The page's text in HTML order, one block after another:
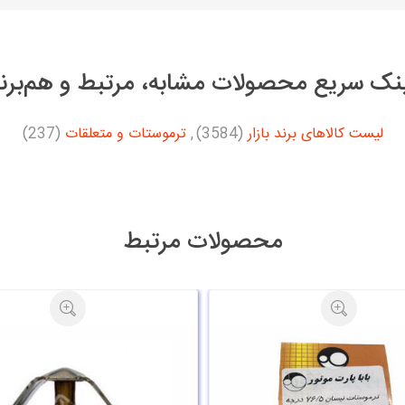
سریع محصولات مشابه، مرتبط و
لیست کالاهای برند بازار (3584)
, ترموستات و متعلقات (237)
محصولات مرتبط